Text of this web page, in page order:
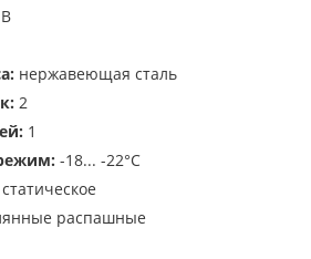
нержавеющая сталь
2
1
-18... -22°С
статическое
распашные